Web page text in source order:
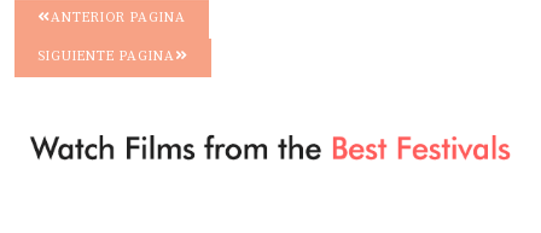
ANTERIOR PAGINA
SIGUIENTE PAGINA